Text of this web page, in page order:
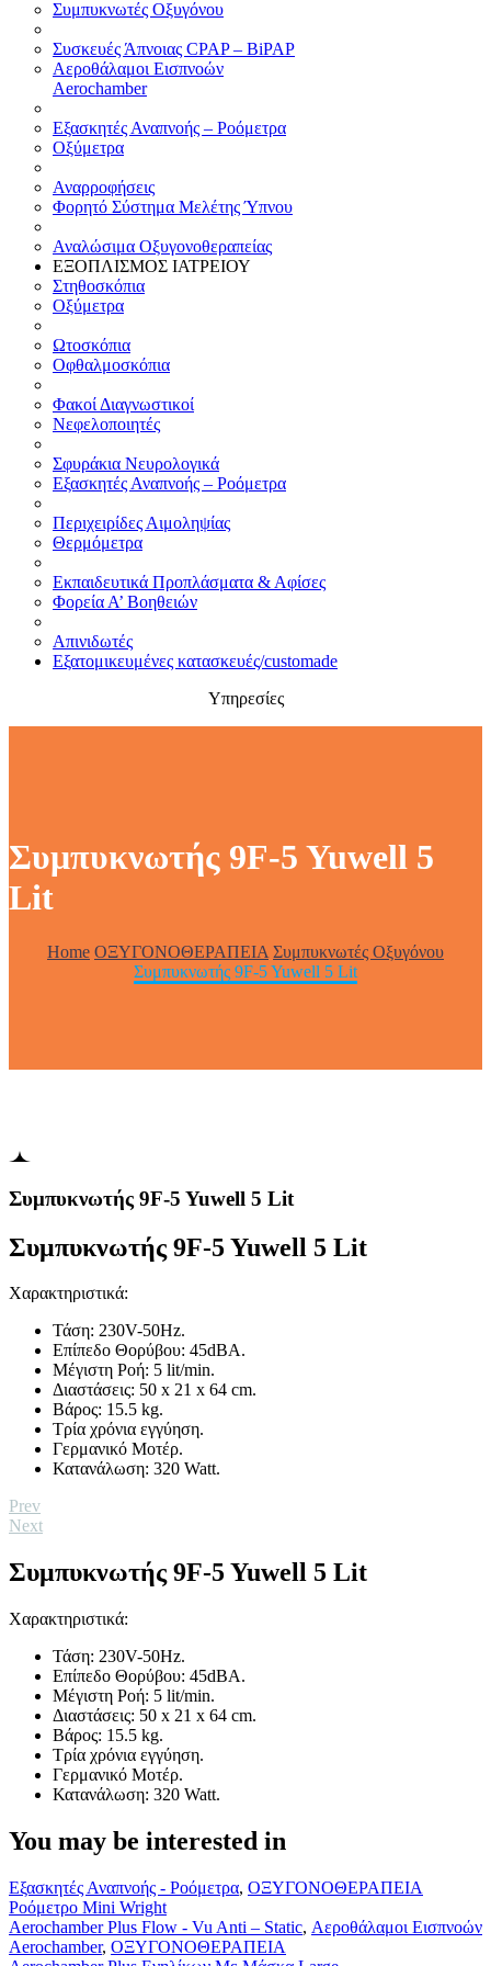
Συμπυκνωτές Οξυγόνου
Συσκευές Άπνοιας CPAP – BiPAP
Αεροθάλαμοι Εισπνοών
Aerochamber
Εξασκητές Αναπνοής – Ροόμετρα
Οξύμετρα
Αναρροφήσεις
Φορητό Σύστημα Μελέτης Ύπνου
Αναλώσιμα Οξυγονοθεραπείας
ΕΞΟΠΛΙΣΜΟΣ ΙΑΤΡΕΙΟΥ
Στηθοσκόπια
Οξύμετρα
Ωτοσκόπια
Οφθαλμοσκόπια
Φακοί Διαγνωστικοί
Νεφελοποιητές
Σφυράκια Νευρολογικά
Εξασκητές Αναπνοής – Ροόμετρα
Περιχειρίδες Αιμοληψίας
Θερμόμετρα
Εκπαιδευτικά Προπλάσματα & Αφίσες
Φορεία Α’ Βοηθειών
Απινιδωτές
Εξατομικευμένες κατασκευές/customade
Υπηρεσίες
Συμπυκνωτής 9F-5 Yuwell 5
Lit
Home ΟΞΥΓΟΝΟΘΕΡΑΠΕΙΑ Συμπυκνωτές Οξυγόνου
Συμπυκνωτής 9F-5 Yuwell 5 Lit
Συμπυκνωτής 9F-5 Yuwell 5 Lit
Συμπυκνωτής 9F-5 Yuwell 5 Lit
Χαρακτηριστικά:
Τάση: 230V-50Hz.
Επίπεδο Θορύβου: 45dBA.
Μέγιστη Ροή: 5 lit/min.
Διαστάσεις: 50 x 21 x 64 cm.
Βάρος: 15.5 kg.
Τρία χρόνια εγγύηση.
Γερμανικό Μοτέρ.
Κατανάλωση: 320 Watt.
Prev
Next
Συμπυκνωτής 9F-5 Yuwell 5 Lit
Χαρακτηριστικά:
Τάση: 230V-50Hz.
Επίπεδο Θορύβου: 45dBA.
Μέγιστη Ροή: 5 lit/min.
Διαστάσεις: 50 x 21 x 64 cm.
Βάρος: 15.5 kg.
Τρία χρόνια εγγύηση.
Γερμανικό Μοτέρ.
Κατανάλωση: 320 Watt.
You may be interested in
Ροόμετρο
Mini
Wright
Εξασκητές Αναπνοής - Ροόμετρα, ΟΞΥΓΟΝΟΘΕΡΑΠΕΙΑ
Ροόμετρο Mini Wright
Aerochamber
Plus
Aerochamber Plus Flow - Vu Anti – Static, Αεροθάλαμοι Εισπνοών
Aerochamber, ΟΞΥΓΟΝΟΘΕΡΑΠΕΙΑ